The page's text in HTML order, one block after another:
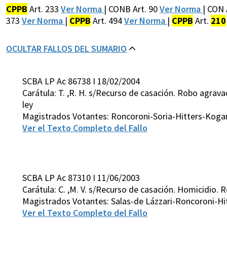
CPPB Art. 233 Ver Norma | CONB Art. 90Ver Norma |
373 Ver Norma | CPPB Art. 494Ver Norma | CPPB Art. 210
OCULTAR FALLOS DEL SUMARIO
SCBA LP Ac 86738 I 18/02/2004
Carátula: T. ,R. H. s/Recurso de casación. Robo
ley
Magistrados Votantes: Roncoroni-Soria-Hitters-
Ver el Texto Completo del Fallo
SCBA LP Ac 87310 I 11/06/2003
Carátula: C. ,M. V. s/Recurso de casación.
Magistrados Votantes: Salas-de Lázzari-Roncoroni-
Ver el Texto Completo del Fallo